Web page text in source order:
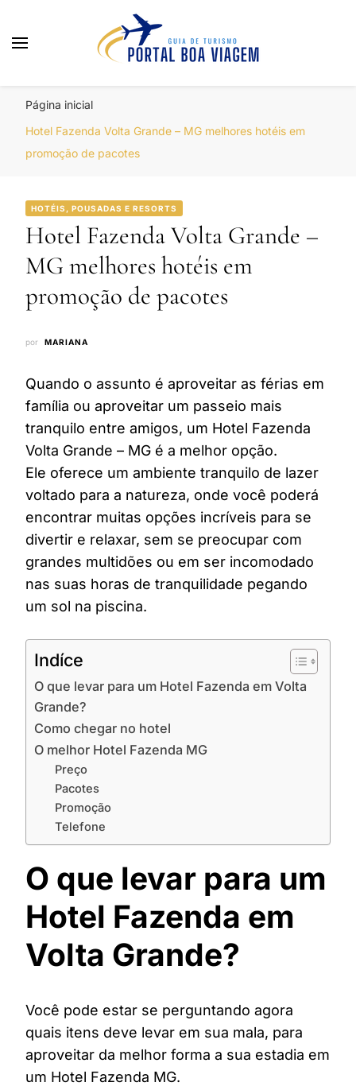
Página inicial
Hotel Fazenda Volta Grande – MG melhores hotéis em
promoção de pacotes
HOTÉIS, POUSADAS E RESORTS
Hotel Fazenda Volta Grande –
MG melhores hotéis em
promoção de pacotes
por MARIANA
Quando o assunto é aproveitar as férias em
família ou aproveitar um passeio mais
tranquilo entre amigos, um Hotel Fazenda
Volta Grande – MG é a melhor opção.
Ele oferece um ambiente tranquilo de lazer
voltado para a natureza, onde você poderá
encontrar muitas opções incríveis para se
divertir e relaxar, sem se preocupar com
grandes multidões ou em ser incomodado
nas suas horas de tranquilidade pegando
um sol na piscina.
Indíce
O que levar para um Hotel Fazenda em Volta
Grande?
Como chegar no hotel
O melhor Hotel Fazenda MG
Preço
Pacotes
Promoção
Telefone
O que levar para um
Hotel Fazenda em
Volta Grande?
Você pode estar se perguntando agora
quais itens deve levar em sua mala, para
aproveitar da melhor forma a sua estadia em
um Hotel Fazenda MG.